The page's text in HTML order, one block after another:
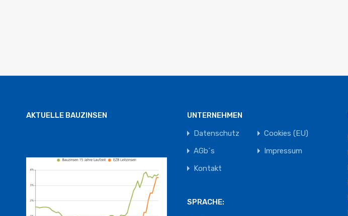
AKTUELLE BAUZINSEN
UNTERNEHMEN
Datenschutz
Cookies (EU)
AGb´s
Impressum
Kontakt
SPRACHE: